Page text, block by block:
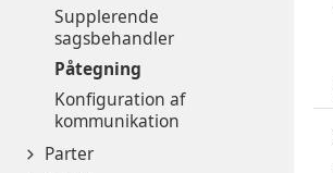
Supplerende
sagsbehandler
Påtegning
Konfiguration af
kommunikation
Parter